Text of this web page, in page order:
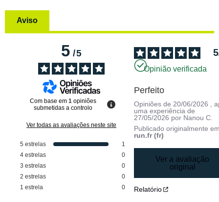
Aviso
5/5
Com base em 1 opiniões
submetidas a controlo
Ver todas as avaliações neste site
5 estrelas
1
4 estrelas
0
3 estrelas
0
2 estrelas
0
1 estrela 0
5
Opinião verificada
Perfeito
Opiniões de 20/06/2026
,
uma experiência de
27/05/2026 por Nanou C.
Publicado originalmente
run.fr (fr)
Ver a avaliação
original
Relatório